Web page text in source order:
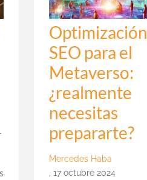
Optimización
SEO para el
Metaverso:
¿realmente
necesitas
prepararte?
Mercedes Haba
17 octubre 2024